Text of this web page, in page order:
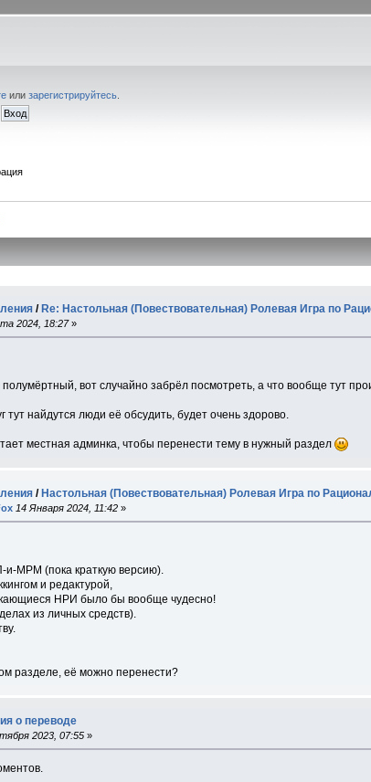
илизарегистрируйтесь
/ Re: Настольная (Повествовательная) Ролевая Игра по
2024, 18:27»
вот случайно забрёл посмотреть, а что вообще тут
тут найдутся люди её обсудить, будет очень здорово.
местная админка, чтобы перенести тему в нужный раздел
/Настольная (Повествовательная) Ролевая Игра по
14 Января 2024, 11:42 »
МРМ (пока краткую версию).
и редактурой,
НРИ было бы вообще чудесно!
из личных средств).
разделе, её можно перенести?
о переводе
2023, 07:55 »